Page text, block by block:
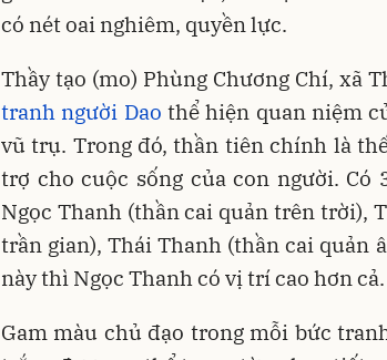
có nét oai nghiêm, quyền lực.
Thầy tạo (mo) Phùng Chương Chí, xã
tranh người Dao thể hiện quan niệm
vũ trụ. Trong đó, thần tiên chính là
trợ cho cuộc sống của con người.
Ngọc Thanh (thần cai quản trên trời),
trần gian), Thái Thanh (thần cai quản
này thì Ngọc Thanh có vị trí cao hơn cả.
Gam màu chủ đạo trong mỗi bức